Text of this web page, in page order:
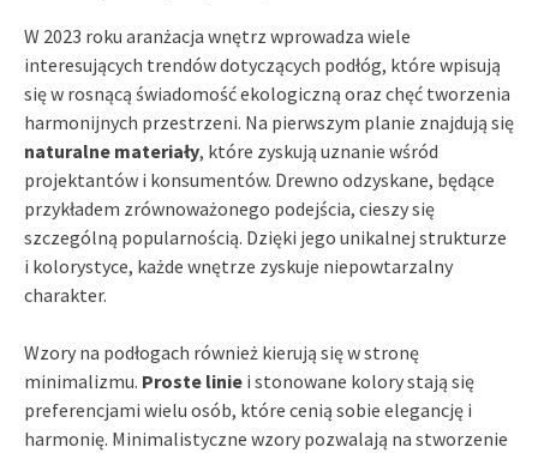
W 2023 roku aranżacja wnętrz wprowadza wiele
interesujących trendów dotyczących podłóg, które wpisują
się w rosnącą świadomość ekologiczną oraz chęć tworzenia
harmonijnych przestrzeni. Na pierwszym planie znajdują się
naturalne materiały, które zyskują uznanie wśród
projektantów i konsumentów. Drewno odzyskane, będące
przykładem zrównoważonego podejścia, cieszy się
szczególną popularnością. Dzięki jego unikalnej strukturze
i kolorystyce, każde wnętrze zyskuje niepowtarzalny
charakter.
Wzory na podłogach również kierują się w stronę
minimalizmu. Proste linie i stonowane kolory stają się
preferencjami wielu osób, które cenią sobie elegancję i
harmonię. Minimalistyczne wzory pozwalają na stworzenie